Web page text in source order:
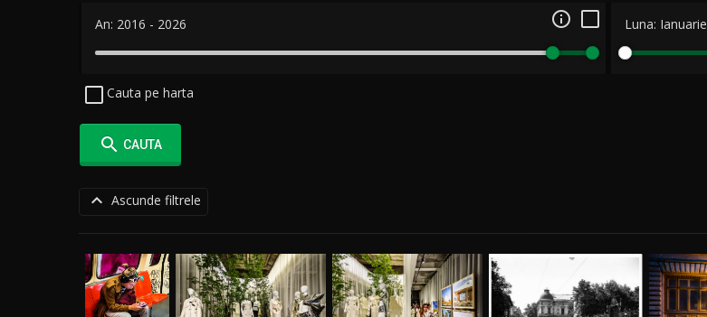
An: 2016 - 2026  Luna: Ianuarie
Cauta pe harta
 CAUTA
 Ascunde filtrele